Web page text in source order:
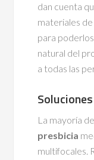
dan cuenta
materiales
para
natural del
a todas las
La mayoría
presbicia
multifocales.